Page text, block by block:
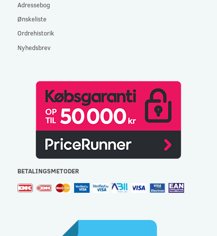
Adressebog
Ønskeliste
Ordrehistorik
Nyhedsbrev
BETALINGSMETODER